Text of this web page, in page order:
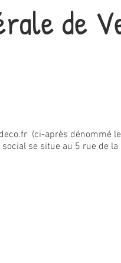
de
(ci-après dénommé
se situe au 5 rue de la